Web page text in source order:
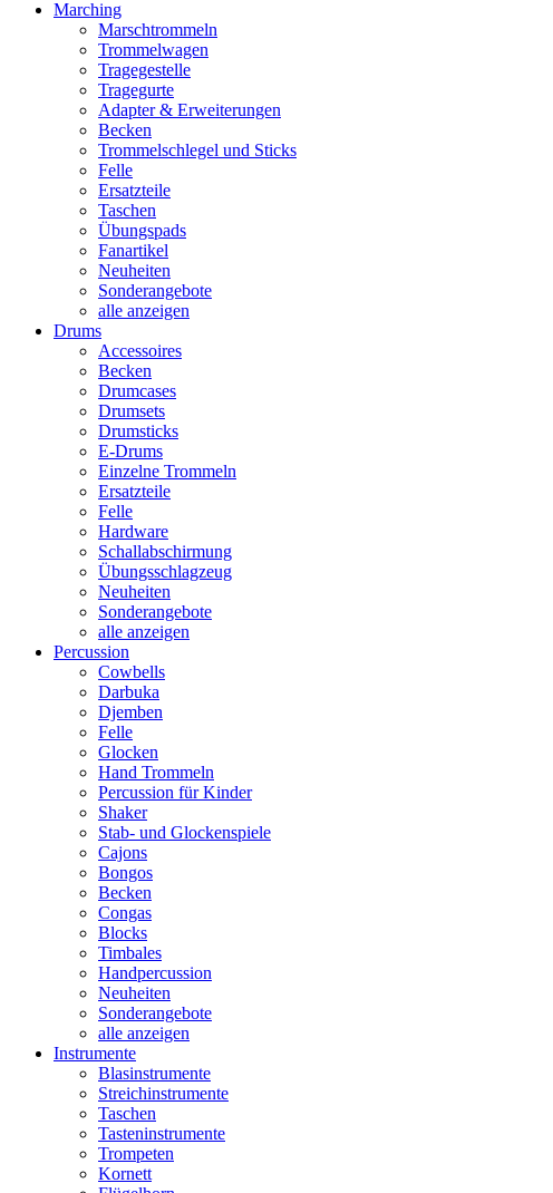
Marching
Marschtrommeln
Trommelwagen
Tragegestelle
Tragegurte
Adapter & Erweiterungen
Becken
Trommelschlegel und Sticks
Felle
Ersatzteile
Taschen
Übungspads
Fanartikel
Neuheiten
Sonderangebote
alle anzeigen
Drums
Accessoires
Becken
Drumcases
Drumsets
Drumsticks
E-Drums
Einzelne Trommeln
Ersatzteile
Felle
Hardware
Schallabschirmung
Übungsschlagzeug
Neuheiten
Sonderangebote
alle anzeigen
Percussion
Cowbells
Darbuka
Djemben
Felle
Glocken
Hand Trommeln
Percussion für Kinder
Shaker
Stab- und Glockenspiele
Cajons
Bongos
Becken
Congas
Blocks
Timbales
Handpercussion
Neuheiten
Sonderangebote
alle anzeigen
Instrumente
Blasinstrumente
Streichinstrumente
Taschen
Tasteninstrumente
Trompeten
Kornett